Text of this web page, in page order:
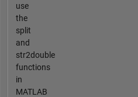
use
the
split
and
str2double
functions
in
MATLAB